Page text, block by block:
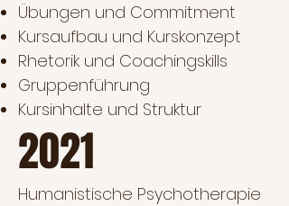
Übungen und Commitment
Kursaufbau und Kurskonzept
Rhetorik und Coachingskills
Gruppenführung
Kursinhalte und Struktur
2021
Humanistische Psychotherapie